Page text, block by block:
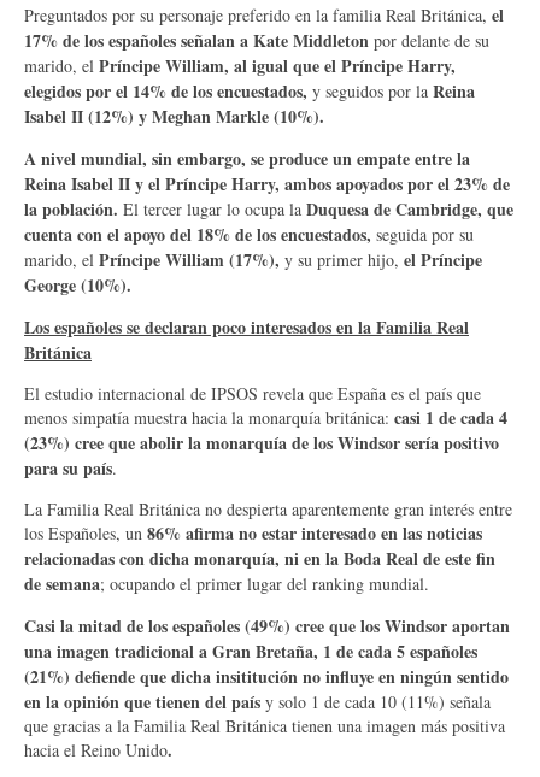
Preguntados por su personaje preferido en la familia Real Británica, el
17% de los españoles señalan a Kate Middleton por delante de su
marido, el Príncipe William, al igual que el Príncipe Harry,
elegidos por el 14% de los encuestados, y seguidos por la Reina
Isabel II (12%) y Meghan Markle (10%).
A nivel mundial, sin embargo, se produce un empate entre la
Reina Isabel II y el Príncipe Harry, ambos apoyados por el 23% de
la población. El tercer lugar lo ocupa la Duquesa de Cambridge, que
cuenta con el apoyo del 18% de los encuestados, seguida por su
marido, el Príncipe William (17%), y su primer hijo, el Príncipe
George (10%).
Los españoles se declaran poco interesados en la Familia Real
Británica
El estudio internacional de IPSOS revela que España es el país que
menos simpatía muestra hacia la monarquía británica: casi 1 de cada 4
(23%) cree que abolir la monarquía de los Windsor sería positivo
para su país.
La Familia Real Británica no despierta aparentemente gran interés entre
los Españoles, un 86% afirma no estar interesado en las noticias
relacionadas con dicha monarquía, ni en la Boda Real de este fin
de semana; ocupando el primer lugar del ranking mundial.
Casi la mitad de los españoles (49%) cree que los Windsor aportan
una imagen tradicional a Gran Bretaña, 1 de cada 5 españoles
(21%) defiende que dicha insititución no influye en ningún sentido
en la opinión que tienen del país y solo 1 de cada 10 (11%) señala
que gracias a la Familia Real Británica tienen una imagen más positiva
hacia el Reino Unido.